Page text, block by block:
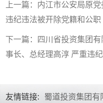
上一篇：内江市公安局原
违纪违法被开除党籍和公职
下一篇：四川省投资集团
事长、总经理高淳 严重违
友情链接: 蜀道投资集团有